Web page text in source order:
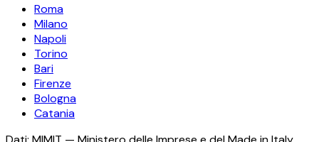
Roma
Milano
Napoli
Torino
Bari
Firenze
Bologna
Catania